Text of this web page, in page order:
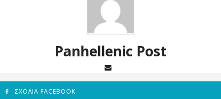
Panhellenic Post
ΣΧΌΛΙΑ FACEBOOK